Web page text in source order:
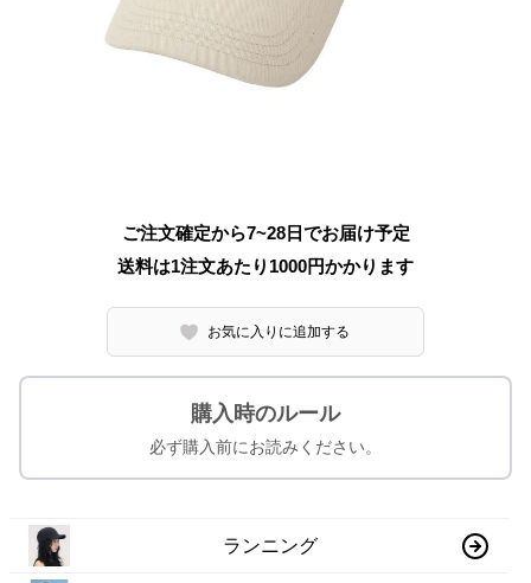
ご注文確定から7~28日でお届け予定
送料は1注文あたり 1000円かかります
お気に入りに追加する
購入時のルール
必ず購入前にお読みください。
ランニング